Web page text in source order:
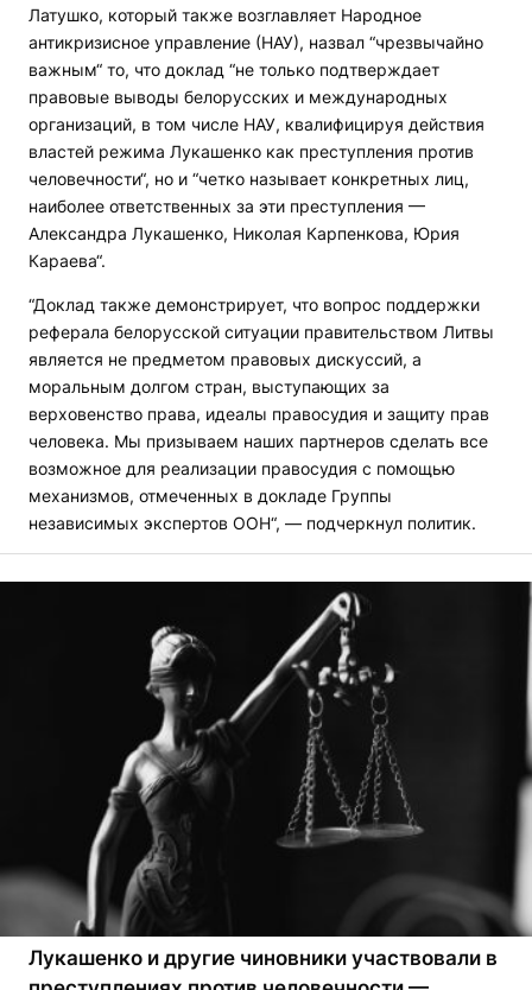
Латушко, который также возглавляет Народное
антикризисное управление (НАУ), назвал “чрезвычайно
важным“ то, что доклад “не только подтверждает
правовые выводы белорусских и международных
организаций, в том числе НАУ, квалифицируя действия
властей режима Лукашенко как преступления против
человечности“, но и “четко называет конкретных лиц,
наиболее ответственных за эти преступления —
Александра Лукашенко, Николая Карпенкова, Юрия
Караева“.
“Доклад также демонстрирует, что вопрос поддержки
реферала белорусской ситуации правительством Литвы
является не предметом правовых дискуссий, а
моральным долгом стран, выступающих за
верховенство права, идеалы правосудия и защиту прав
человека. Мы призываем наших партнеров сделать все
возможное для реализации правосудия с помощью
механизмов, отмеченных в докладе Группы
независимых экспертов ООН“, — подчеркнул политик.
Лукашенко и другие чиновники участвовали в